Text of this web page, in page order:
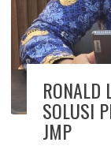
RONALD
SOLUSI
JMP